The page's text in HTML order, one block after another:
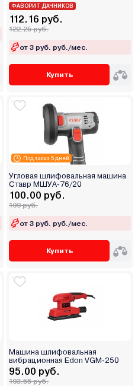
ФАВОРИТ ДАЧНИКОВ
112.16 руб.
122.25 руб.
от 3 руб. руб./мес.
Купить
Под заказ 5 дней
Угловая шлифовальная машина
Ставр МШУА-76/20
100.00 руб.
109 руб.
от 3 руб. руб./мес.
Купить
Машина шлифовальная
вибрационная Edon VGM-250
95.00 руб.
103.55 руб.